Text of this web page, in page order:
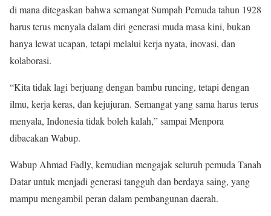
di mana ditegaskan bahwa semangat Sumpah Pemuda tahun 1928
harus terus menyala dalam diri generasi muda masa kini, bukan
hanya lewat ucapan, tetapi melalui kerja nyata, inovasi, dan
kolaborasi.
“Kita tidak lagi berjuang dengan bambu runcing, tetapi dengan
ilmu, kerja keras, dan kejujuran. Semangat yang sama harus terus
menyala, Indonesia tidak boleh kalah,” sampai Menpora
dibacakan Wabup.
Wabup Ahmad Fadly, kemudian mengajak seluruh pemuda Tanah
Datar untuk menjadi generasi tangguh dan berdaya saing, yang
mampu mengambil peran dalam pembangunan daerah.